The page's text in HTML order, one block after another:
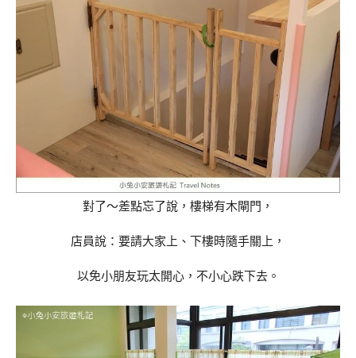
對了～差點忘了說，樓梯有木閘門，
店員說：要請大家上、下樓時隨手關上，
以免小朋友玩太開心，不小心跌下去。